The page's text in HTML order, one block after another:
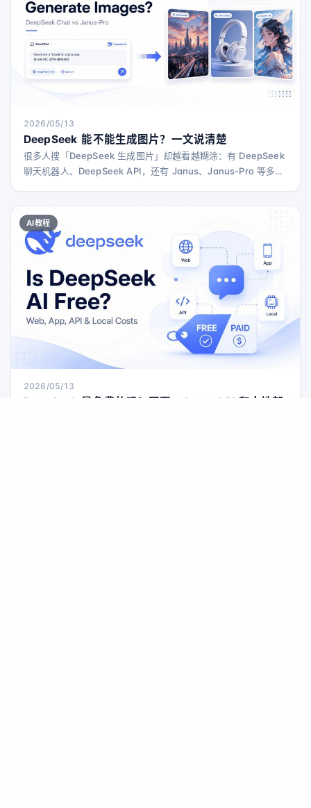
2026/05/13
DeepSeek 能不能生成图片？一文说清楚
很多人搜「DeepSeek 生成图片」却越看越糊涂：有 DeepSeek
聊天机器人、DeepSeek API，还有 Janus、Janus-Pro 等多模
种实际可用的图片生成方案、适用场景与风险提示。
AI教程
2026/05/13
DeepSeek 是免费的吗？网页、App、API 和本地部